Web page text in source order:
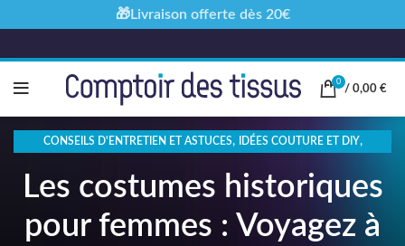
0
/ 0,00 €
CONSEILS D'ENTRETIEN ET ASTUCES, IDÉES COUTURE ET DIY,
Les costumes historiques
pour femmes : Voyagez à
🎁Livraison offerte dès 20€